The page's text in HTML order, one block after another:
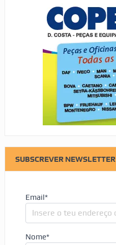
SUBSCREVER NEWSLETTER
Email*
Nome*